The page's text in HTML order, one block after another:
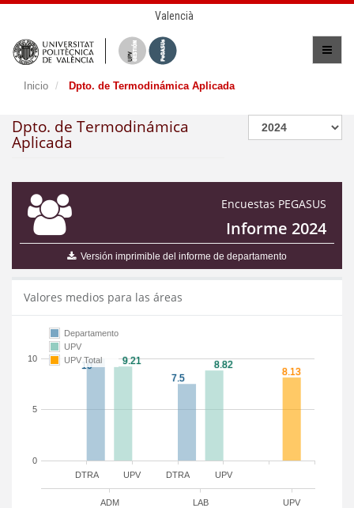
Valencià
Inicio Dpto. de Termodinámica Aplicada
Dpto. de Termodinámica
Aplicada
Encuestas PEGASUS
Informe 2024
Versión imprimible del informe de departamento
Valores medios para las áreas
DTRA DTRA
UPV UPV
ADM LAB UPV
0
5
10
Departamento
UPV
UPV Total